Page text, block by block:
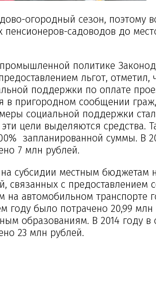
огородный сезон, поэтому
пенсионеров-садоводов до
политике
льгот,
поддержки по оплате
в пригородном сообщении
социальной поддержки
цели выделяются средства.
запланированной суммы. В
7 млн рублей.
субсидии местным бюджетам
связанных с предоставлением
на автомобильном транспорте
году было потрачено 20,99
образованиям. В 2014 году
23 млн рублей.